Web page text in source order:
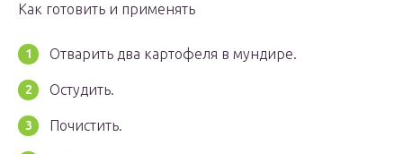
Как готовить и применять
Отварить два картофеля в мундире.
Остудить.
Почистить.